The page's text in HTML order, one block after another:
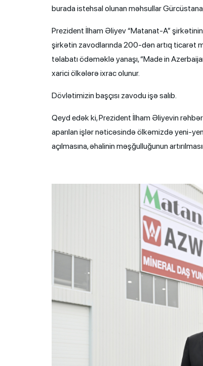
burada istehsal olunan məhsullar
Prezident İlham Əliyev “Matanat-A”
şirkətin zavodlarında 200-dən artıq ticarət
təlabatı ödəməklə yanaşı, “Made in
xarici ölkələrə ixrac olunur.
Dövlətimizin başçısı zavodu işə salıb.
Qeyd edək ki, Prezident İlham Əliyevin
aparılan işlər nəticəsində ölkəmizdə yeni-
açılmasına, əhalinin məşğulluğunun